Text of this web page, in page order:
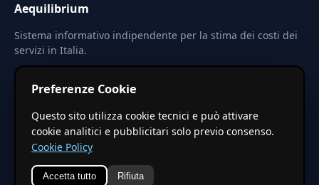
Aequilibrium
Sistema informativo indipendente per la stima dei costi dei
servizi in Italia.
Le stime pubblicate sono calcolate tramite coefficienti
territoriali regionali applicati a valori base nazionali. Non
costituiscono preventivo ufficiale.
© 2026 Aequilibrium — Un progetto di vxd.mobi
Preferenze Cookie
Questo sito utilizza cookie tecnici e può attivare
cookie analitici e pubblicitari solo previo consenso.
Cookie Policy
Accetta tutto Rifiuta